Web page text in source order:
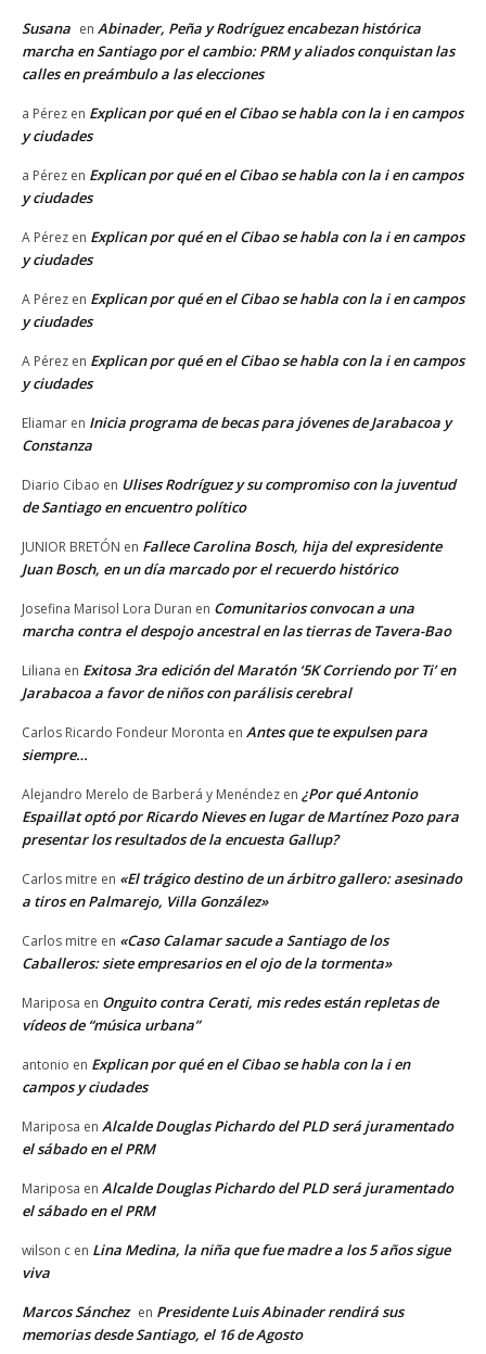
Susana en Abinader, Peña y Rodríguez encabezan histórica
marcha en Santiago por el cambio: PRM y aliados conquistan las
calles en preámbulo a las elecciones
a Pérez en Explican por qué en el Cibao se habla con la i en campos
y ciudades
a Pérez en Explican por qué en el Cibao se habla con la i en campos
y ciudades
A Pérez en Explican por qué en el Cibao se habla con la i en campos
y ciudades
A Pérez en Explican por qué en el Cibao se habla con la i en campos
y ciudades
A Pérez en Explican por qué en el Cibao se habla con la i en campos
y ciudades
Eliamar en Inicia programa de becas para jóvenes de Jarabacoa y
Constanza
Diario Cibao en Ulises Rodríguez y su compromiso con la juventud
de Santiago en encuentro político
JUNIOR BRETÓN en Fallece Carolina Bosch, hija del expresidente
Juan Bosch, en un día marcado por el recuerdo histórico
Josefina Marisol Lora Duran en Comunitarios convocan a una
marcha contra el despojo ancestral en las tierras de Tavera-Bao
Liliana en Exitosa 3ra edición del Maratón ‘5K Corriendo por Ti’ en
Jarabacoa a favor de niños con parálisis cerebral
Carlos Ricardo Fondeur Moronta en Antes que te expulsen para
siempre…
Alejandro Merelo de Barberá y Menéndez en ¿Por qué Antonio
Espaillat optó por Ricardo Nieves en lugar de Martínez Pozo para
presentar los resultados de la encuesta Gallup?
Carlos mitre en «El trágico destino de un árbitro gallero: asesinado
a tiros en Palmarejo, Villa González»
Carlos mitre en «Caso Calamar sacude a Santiago de los
Caballeros: siete empresarios en el ojo de la tormenta»
Mariposa en Onguito contra Cerati, mis redes están repletas de
vídeos de “música urbana”
antonio en Explican por qué en el Cibao se habla con la i en
campos y ciudades
Mariposa en Alcalde Douglas Pichardo del PLD será juramentado
el sábado en el PRM
Mariposa en Alcalde Douglas Pichardo del PLD será juramentado
el sábado en el PRM
wilson c en Lina Medina, la niña que fue madre a los 5 años sigue
viva
Marcos Sánchez en Presidente Luis Abinader rendirá sus
memorias desde Santiago, el 16 de Agosto